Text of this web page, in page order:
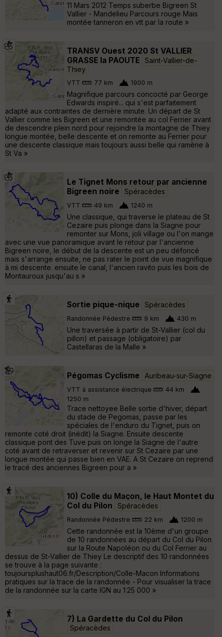
11 Mars 2012 Temps suberbe Bigreen St
Vallier - Mandelieu Parcours rouge Mais
montée tanneron en vtt par la route »
TRANSV Ouest 2020 St VALLIER
GRASSE la PAOUTE Saint-Vallier-de-
Thiey
VTT 77 km 1900 m
Magnifique parcours concocté par George
Edwards inspiré... qui s'est parfaitement
adapté aux contraintes de dernière minute. Un départ de St
Vallier comme les Bigreen et une remontée au col Ferrier avant
de descendre plein nord pour rejoindre la montagne de Thiey
longue montée, belle descente et on remonte au Ferrier pour
une descente classique mais toujours aussi belle qui ramène à
St Va »
Le Tignet Mons retour par ancienne
Bigreen noire
Spéracèdes
VTT 49 km 1240 m
Une classique, qui traverse le plateau de St
Cezaire puis plonge dans la Siagne pour
remonter sur Mons, joli village ou l'on mange
avec une vue panoramique avant le retour par l'ancienne
Bigreen noire, le début de la descente est un peu défoncé
mais s'arrange ensuite, ne pas rater le point de vue magnifique
à mi descente. ensuite le canal, l'ancien ravito puis les bois de
Montauroux jusqu'au s »
Sortie pique-nique Spéracèdes
Randonnée Pédestre 9 km 430 m
Une traversée à partir de St-Vallier (col du
pillon) et passage (obligatoire) par
Castellaras de la Malle »
Pégomas Cyclisme Auribeau-sur-Siagne
VTT à assistance électrique
44 km
1250 m
Trace nettoyee Belle sortie d'hiver, départ
du stade de Pegomas, passe par les
spéciales de l'enduro du Tignet, puis on
remonte coté droit (inédit) la Siagne. Ensuite descente
classique pont des Tuve puis on longe la Siagne de l'autre
coté avant de retraverser et revenir sur St Cezaire par une
longue montée qui passe bien en VAE. A St Cezaire on reprend
le tracé des anciennes Bigreen pour a »
10) Colle du Maçon, le Haut Montet du
Col du Pilon
Spéracèdes
Randonnée Pédestre 22 km 1200 m
Cette randonnée est la 10ème d'un groupe
de 10 randonnées au départ du Col du Pilon
sur la Route Napoléon ou du Col Ferrier au
dessus de St-Vallier de Thiey Le descriptif des 10 randonnées
se trouve à la page suivante :
toujoursplushaut06.fr/Description/Colle-Macon Informations
pratiques sur la trace de la randonnée - Pour visualiser la trace
de la randonnée sur la carte IGN au 1:25 000 »
7) La Gardette du Col du Pilon
Spéracèdes